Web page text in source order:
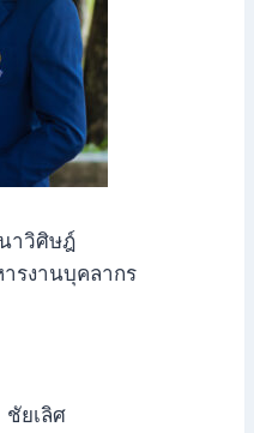
าวิศิษฎ์
รงานบุคลากร
ยเลิศ